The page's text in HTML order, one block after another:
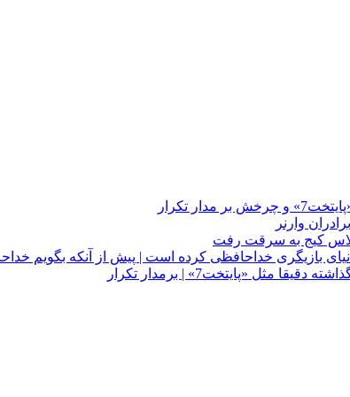
تکرار
بازیگری خداحافظی کرده است | پیش از آنکه بگویم
«پایتخت7» | برمدار تکرار